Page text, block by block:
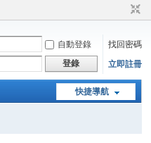
自動登錄
找回密碼
登錄 立即註冊
快捷導航